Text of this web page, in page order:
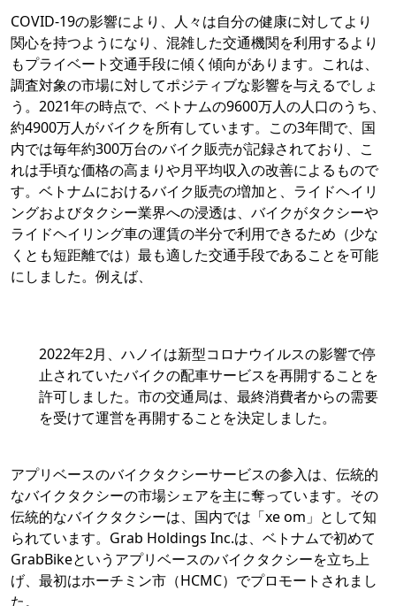
COVID-19の影響により、人々は自分の健康に対してより
関心を持つようになり、混雑した交通機関を利用するより
もプライベート交通手段に傾く傾向があります。これは、
調査対象の市場に対してポジティブな影響を与えるでしょ
う。2021年の時点で、ベトナムの9600万人の人口のうち、
約4900万人がバイクを所有しています。この3年間で、国
内では毎年約300万台のバイク販売が記録されており、こ
れは手頃な価格の高まりや月平均収入の改善によるもので
す。ベトナムにおけるバイク販売の増加と、ライドヘイリ
ングおよびタクシー業界への浸透は、バイクがタクシーや
ライドヘイリング車の運賃の半分で利用できるため（少な
くとも短距離では）最も適した交通手段であることを可能
にしました。例えば、
2022年2月、ハノイは新型コロナウイルスの影響で停
止されていたバイクの配車サービスを再開することを
許可しました。市の交通局は、最終消費者からの需要
を受けて運営を再開することを決定しました。
アプリベースのバイクタクシーサービスの参入は、伝統的
なバイクタクシーの市場シェアを主に奪っています。その
伝統的なバイクタクシーは、国内では「xe om」として知
られています。Grab Holdings Inc.は、ベトナムで初めて
GrabBikeというアプリベースのバイクタクシーを立ち上
げ、最初はホーチミン市（HCMC）でプロモートされまし
た。